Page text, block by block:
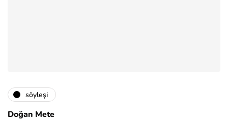
söyleşi
Doğan Mete